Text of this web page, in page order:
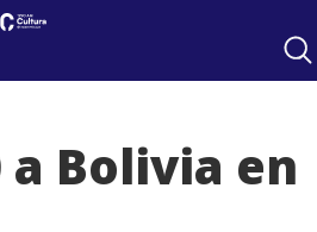
Bolivia en